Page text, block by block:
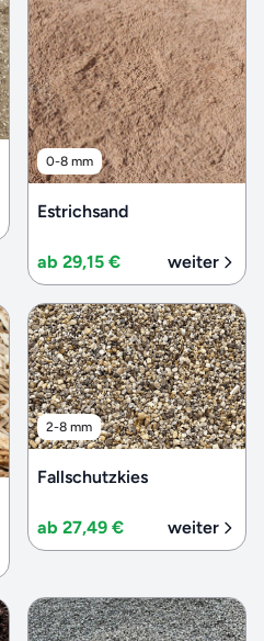
0-8 mm
Estrichsand
ab 29,15 € weiter
2-8 mm
Fallschutzkies
ab 27,49 € weiter